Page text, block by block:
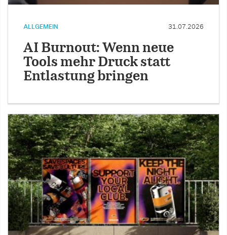
ALLGEMEIN 31.07.2026
AI Burnout: Wenn neue
Tools mehr Druck statt
Entlastung bringen